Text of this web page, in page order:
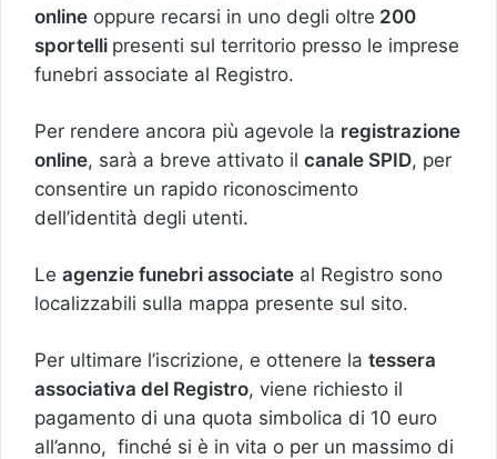
online oppure recarsi in uno degli oltre 200
sportelli presenti sul territorio presso le imprese
funebri associate al Registro.
Per rendere ancora più agevole la registrazione
online, sarà a breve attivato il canale SPID, per
consentire un rapido riconoscimento
dell’identità degli utenti.
Le agenzie funebri associate al Registro sono
localizzabili sulla mappa presente sul sito.
Per ultimare l’iscrizione, e ottenere la tessera
associativa del Registro, viene richiesto il
pagamento di una quota simbolica di 10 euro
all’anno, finché si è in vita o per un massimo di